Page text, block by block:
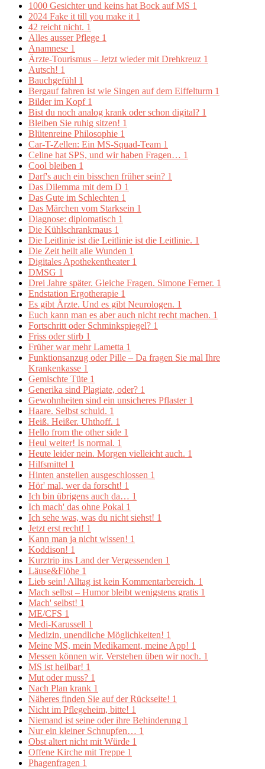
1000 Gesichter und keins hat Bock auf MS 1
2024 Fake it till you make it 1
42 reicht nicht. 1
Alles ausser Pflege 1
Anamnese 1
Ärzte-Tourismus – Jetzt wieder mit Drehkreuz 1
Autsch! 1
Bauchgefühl 1
Bergauf fahren ist wie Singen auf dem Eiffelturm 1
Bilder im Kopf 1
Bist du noch analog krank oder schon digital? 1
Bleiben Sie ruhig sitzen! 1
Blütenreine Philosophie 1
Car-T-Zellen: Ein MS-Squad-Team 1
Celine hat SPS, und wir haben Fragen… 1
Cool bleiben 1
Darf's auch ein bisschen früher sein? 1
Das Dilemma mit dem D 1
Das Gute im Schlechten 1
Das Märchen vom Starksein 1
Diagnose: diplomatisch 1
Die Kühlschrankmaus 1
Die Leitlinie ist die Leitlinie ist die Leitlinie. 1
Die Zeit heilt alle Wunden 1
Digitales Apothekentheater 1
DMSG 1
Drei Jahre später. Gleiche Fragen. Simone Ferner. 1
Endstation Ergotherapie 1
Es gibt Ärzte. Und es gibt Neurologen. 1
Euch kann man es aber auch nicht recht machen. 1
Fortschritt oder Schminkspiegel? 1
Friss oder stirb 1
Früher war mehr Lametta 1
Funktionsanzug oder Pille – Da fragen Sie mal Ihre
Krankenkasse 1
Gemischte Tüte 1
Generika sind Plagiate, oder? 1
Gewohnheiten sind ein unsicheres Pflaster 1
Haare. Selbst schuld. 1
Heiß. Heißer. Uhthoff. 1
Hello from the other side 1
Heul weiter! Is normal. 1
Heute leider nein. Morgen vielleicht auch. 1
Hilfsmittel 1
Hinten anstellen ausgeschlossen 1
Hör' mal, wer da forscht! 1
Ich bin übrigens auch da… 1
Ich mach' das ohne Pokal 1
Ich sehe was, was du nicht siehst! 1
Jetzt erst recht! 1
Kann man ja nicht wissen! 1
Koddison! 1
Kurztrip ins Land der Vergessenden 1
Läuse&Flöhe 1
Lieb sein! Alltag ist kein Kommentarbereich. 1
Mach selbst – Humor bleibt wenigstens gratis 1
Mach' selbst! 1
ME/CFS 1
Medi-Karussell 1
Medizin, unendliche Möglichkeiten! 1
Meine MS, mein Medikament, meine App! 1
Messen können wir. Verstehen üben wir noch. 1
MS ist heilbar! 1
Mut oder muss? 1
Nach Plan krank 1
Näheres finden Sie auf der Rückseite! 1
Nicht im Pflegeheim, bitte! 1
Niemand ist seine oder ihre Behinderung 1
Nur ein kleiner Schnupfen… 1
Obst altert nicht mit Würde 1
Offene Kirche mit Treppe 1
Phagenfragen 1